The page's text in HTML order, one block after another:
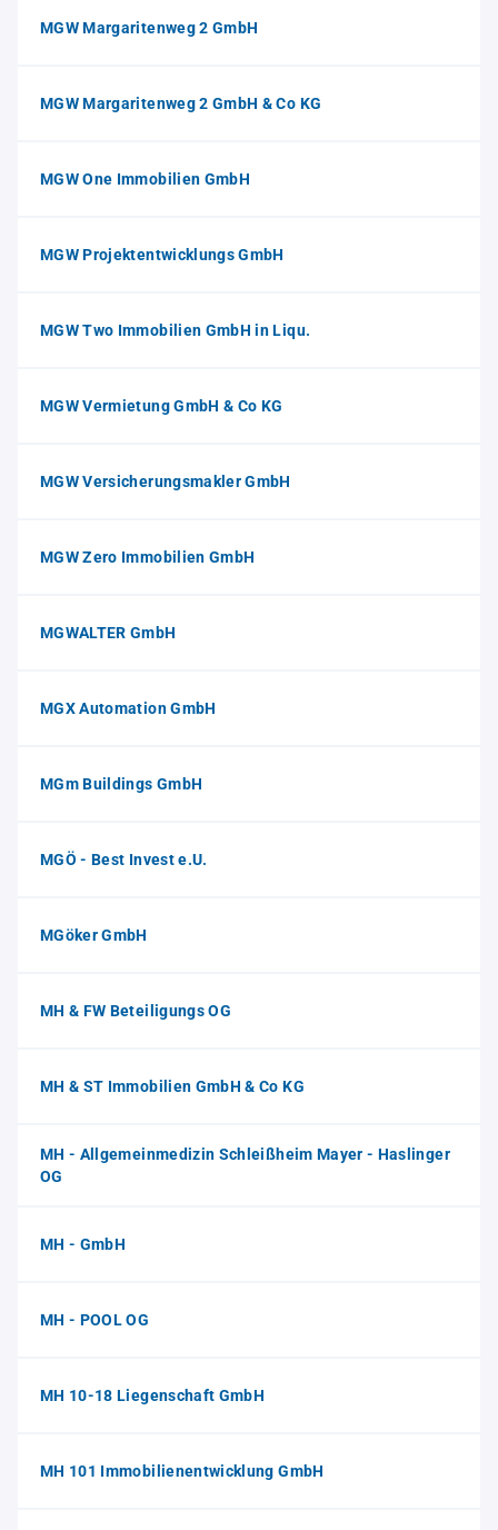
MGW Margaritenweg 2 GmbH
MGW Margaritenweg 2 GmbH & Co KG
MGW One Immobilien GmbH
MGW Projektentwicklungs GmbH
MGW Two Immobilien GmbH in Liqu.
MGW Vermietung GmbH & Co KG
MGW Versicherungsmakler GmbH
MGW Zero Immobilien GmbH
MGWALTER GmbH
MGX Automation GmbH
MGm Buildings GmbH
MGÖ - Best Invest e.U.
MGöker GmbH
MH & FW Beteiligungs OG
MH & ST Immobilien GmbH & Co KG
MH - Allgemeinmedizin Schleißheim Mayer - Haslinger
OG
MH - GmbH
MH - POOL OG
MH 10-18 Liegenschaft GmbH
MH 101 Immobilienentwicklung GmbH